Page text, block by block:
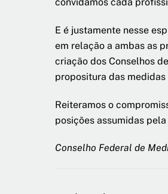
E é justamente nesse
em relação a ambas as
criação dos Conselhos
propositura das
Reiteramos o
posições assumidas
Conselho Federal de